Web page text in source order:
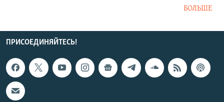
БОЛЬШЕ
ПРИСОЕДИНЯЙТЕСЬ!